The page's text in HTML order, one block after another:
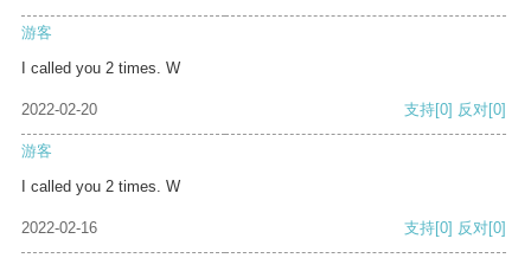
游客
I called you 2 times. W
2022-02-20 支持[0] 反对[0]
游客
I called you 2 times. W
2022-02-16 支持[0] 反对[0]